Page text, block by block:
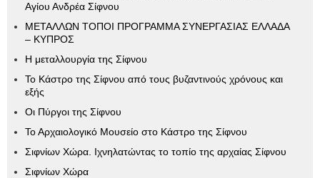
Αγίου Ανδρέα Σίφνου
ΜΕΤΑΛΛΩΝ ΤΟΠΟΙ ΠΡΟΓΡΑΜΜΑ ΣΥΝΕΡΓΑΣΙΑΣ ΕΛΛΑΔΑ
– ΚΥΠΡΟΣ
Η μεταλλουργία της Σίφνου
Το Κάστρο της Σίφνου από τους βυζαντινούς χρόνους και
εξής
Οι Πύργοι της Σίφνου
Το Αρχαιολογικό Μουσείο στο Κάστρο της Σίφνου
Σιφνίων Χώρα. Ιχνηλατώντας το τοπίο της αρχαίας Σίφνου
Σιφνίων Χώρα